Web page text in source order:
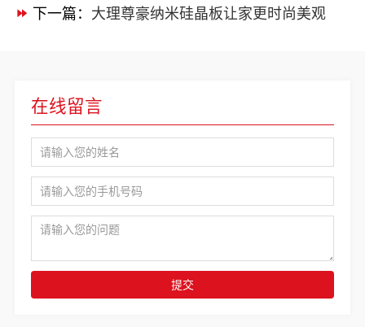
下一篇： 大理尊豪纳米硅晶板让家更时尚美观
在线留言
提交